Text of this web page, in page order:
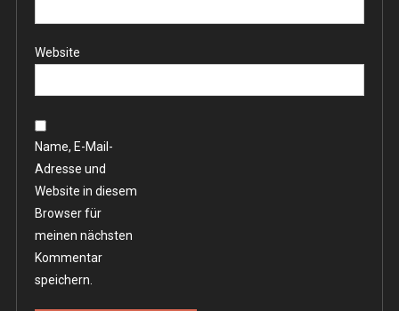
Website
Name, E-Mail-
Adresse und
Website in diesem
Browser für
meinen nächsten
Kommentar
speichern.